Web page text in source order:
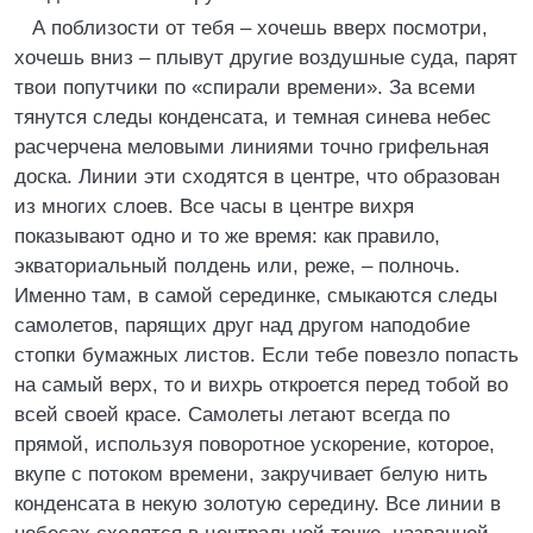
А поблизости от тебя – хочешь вверх посмотри,
хочешь вниз – плывут другие воздушные суда, парят
твои попутчики по «спирали времени». За всеми
тянутся следы конденсата, и темная синева небес
расчерчена меловыми линиями точно грифельная
доска. Линии эти сходятся в центре, что образован
из многих слоев. Все часы в центре вихря
показывают одно и то же время: как правило,
экваториальный полдень или, реже, – полночь.
Именно там, в самой серединке, смыкаются следы
самолетов, парящих друг над другом наподобие
стопки бумажных листов. Если тебе повезло попасть
на самый верх, то и вихрь откроется перед тобой во
всей своей красе. Самолеты летают всегда по
прямой, используя поворотное ускорение, которое,
вкупе с потоком времени, закручивает белую нить
конденсата в некую золотую середину. Все линии в